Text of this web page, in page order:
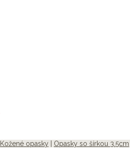
Kožené opasky Opasky so šírkou 3.5cm